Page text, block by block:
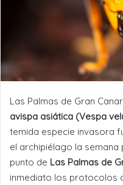
Las Palmas de Gran
avispa asiática (Vespa
temida especie invasora
el archipiélago la semana
punto de Las Palmas de
inmediato los protocolos